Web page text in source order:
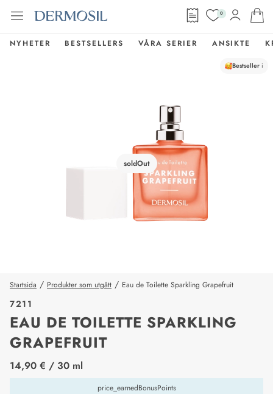
0
NYHETER BESTSELLERS VÅRA SERIER ANSIKTE
soldOut
Bestseller i
Startsida / Produkter som utgått / Eau de Toilette Sparkling Grapefruit
7211
EAU DE TOILETTE SPARKLING
GRAPEFRUIT
price_label
14,90 € / 30 ml
price_earnedBonusPoints